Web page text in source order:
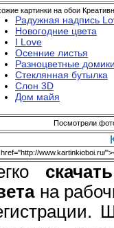
картинки на обои
Радужная надпись
Новогодние цвета
I Love
Осенние листья
Разноцветные
Стеклянная бутылка
Слон 3D
Дом майя
Посмотрели
на